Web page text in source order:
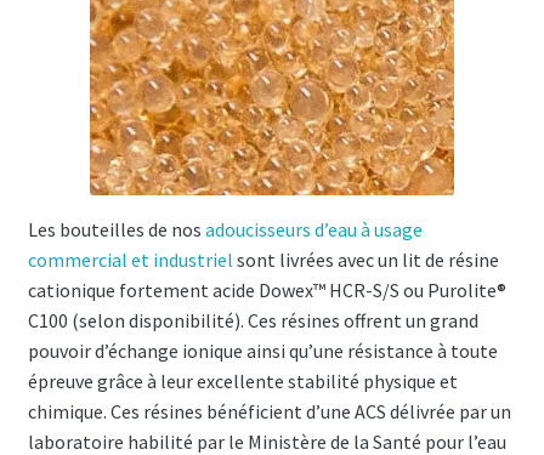
Les bouteilles de nos adoucisseurs d’eau à usage
commercial et industriel sont livrées avec un lit de résine
cationique fortement acide Dowex™ HCR-S/S ou Purolite®
C100 (selon disponibilité). Ces résines offrent un grand
pouvoir d’échange ionique ainsi qu’une résistance à toute
épreuve grâce à leur excellente stabilité physique et
chimique. Ces résines bénéficient d’une ACS délivrée par un
laboratoire habilité par le Ministère de la Santé pour l’eau